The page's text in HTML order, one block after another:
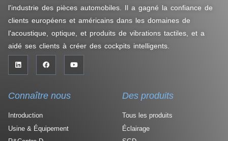
l'industrie des pièces automobiles. Il a gagné la confiance de
clients européens et américains dans les domaines de
l'acoustique, optique, et produits de vibrations tactiles, et a
aidé ses clients à créer des cockpits intelligents.
Connaître nous
Introduction
Usine & Équipement
Des produits
Tous les produits
Éclairage